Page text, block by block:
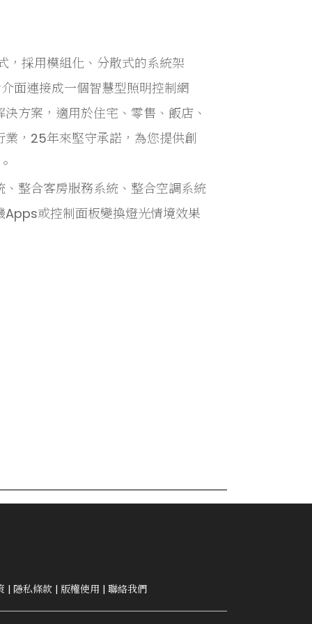
採用模組化、分散式的系統架
面連接成一個智慧型照明控制網
方案，適用於住宅、零售、飯店、
，25年來堅守承諾，為您提供創
整合客房服務系統、整合空調系統
或控制面板變換燈光情境效果
| 隱私條款 | 版權使用 | 聯絡我們